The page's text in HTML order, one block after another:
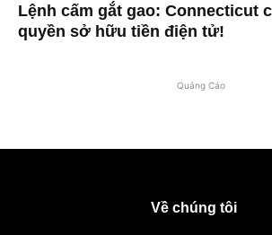
Lệnh cấm gắt gao: Connecticut
quyền sở hữu tiền điện tử!
Quảng Cáo
Về chúng tôi